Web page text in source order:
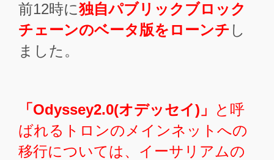
前12時に独自パブリックブロック
チェーンのベータ版をローンチ し
ました。
「Odyssey2.0(オデッセイ)」
と呼
ばれるトロンのメインネットへの
移行については、イーサリアムの